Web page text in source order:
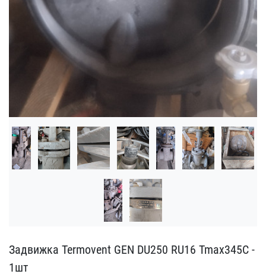
Задвижка Termovent GEN D​U250 RU16 Tmax345C -
1шт​